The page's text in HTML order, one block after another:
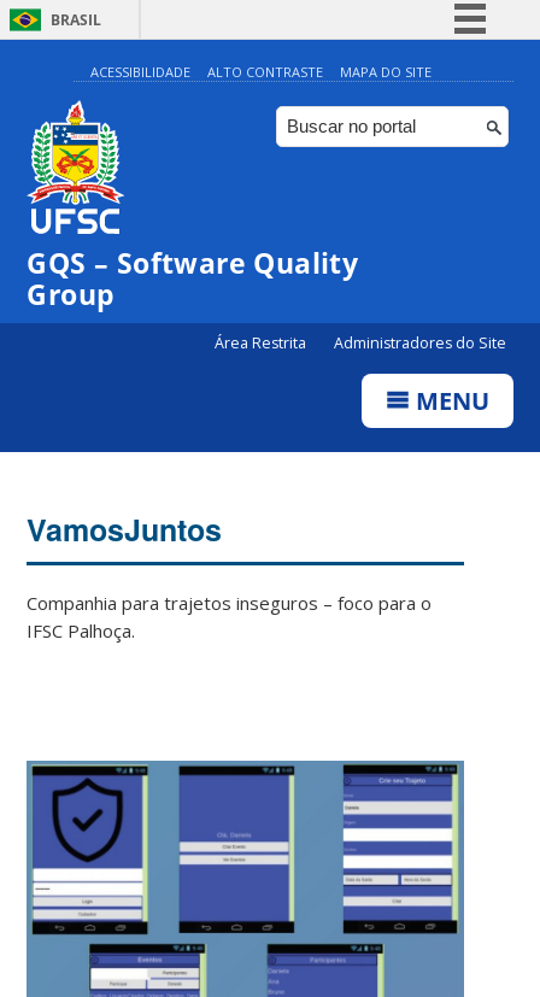
BRASIL
Simplifique!
Comunica BR
Participe
Canais
ACESSIBILIDADE ALTO CONTRASTE MAPA DO SITE
GQS – Software Quality
Group
Área Restrita Administradores do Site
MENU
VamosJuntos
Companhia para trajetos inseguros – foco para o
IFSC Palhoça.